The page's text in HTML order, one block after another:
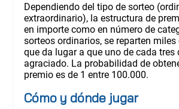
Dependiendo del tipo de sorteo
extraordinario), la estructura de
en importe como en número de
sorteos ordinarios, se reparten miles
que da lugar a que uno de cada tres
agraciado. La probabilidad de
premio es de 1 entre 100.000.
Cómo y dónde jugar